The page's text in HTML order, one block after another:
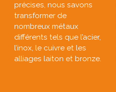
précises, nous savons
transformer de
nombreux métaux
différents tels que l’acier,
l’inox, le cuivre et les
alliages laiton et bronze.